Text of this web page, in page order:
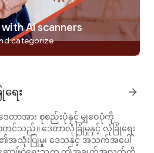
recognition (OCR)
ဟုတ် PDF များတွင် စာသားကို မှတ်မိနိုင်
ာဖွေခြင်း၊ တည်းဖြတ်ခြင်း သို့မဟုတ်
ကို ထုတ်ယူနိုင်ပါသည်။
ဖော်မတ်ဖြင့် စာရွက်စာတမ်းများကို
မီဒီယာနှင့် မျှဝေခြင်း၊ ပူးတွဲပါ
တ် အီးမေးလ်မှတဆင့် ဒေါင်းလုဒ်လင့်ခ်
သည်။
ထိန်းဖက်စ်
AI scanners
categorize
ေး arrow_forward
တာအား စုစည်းပုံနှင့် မျှဝေပုံကို
တင်သည်။ ဒေတာလုံခြုံမှုနှင့် လုံခြုံရေး
အသုံးပြုမှု၊ ဒေသနှင့် အသက်အပေါ်